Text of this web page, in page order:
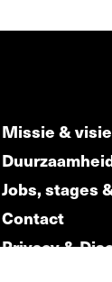
Missie & visie
Jobs, stages
Contact
Privacy &